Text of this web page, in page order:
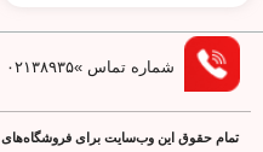
شماره تماس »۰۲۱۳۸۹۳۵
تمام حقوق اين وب‌سايت برای فروشگاه‌های